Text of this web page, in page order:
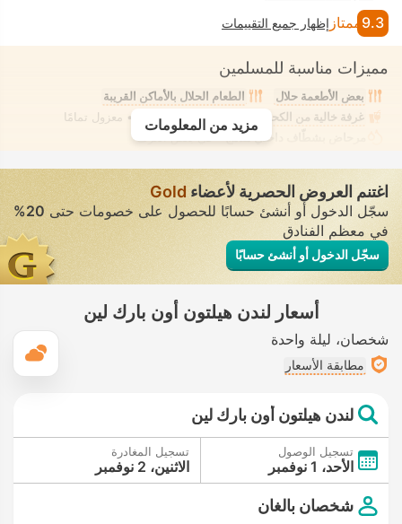
9.3 ممتاز إظهار جميع التقييمات
مميزات مناسبة للمسلمين
بعض الأطعمة حلال
الطعام الحلال بالأماكن القريبة
غرفة خالية من الكحول
تدليك • تأجير خاص • معزول تمامًا
مرحاض بشطّاف داخلي مدمج
• في بعض الغرف
مزيد من المعلومات
اغتنم العروض الحصرية لأعضاء Gold
سجّل الدخول أو أنشئ حسابًا للحصول على خصومات حتى20%
في معظم الفنادق
سجّل الدخول أو أنشئ حسابًا
أسعار لندن هيلتون أون بارك لين
شخصان ليلة واحدة
مطابقة الأسعار
لندن هيلتون أون بارك لين
تسجيل الوصول
الأحد، 1 نوفمبر
تسجيل المغادرة
الاثنين، 2 نوفمبر
شخصان بالغان